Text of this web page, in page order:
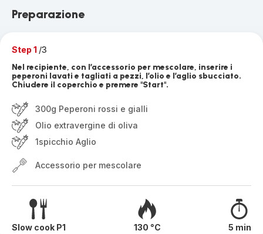
Preparazione
Step 1 /3
Nel recipiente, con l’accessorio per mescolare, inserire i
peperoni lavati e tagliati a pezzi, l’olio e l’aglio sbucciato.
Chiudere il coperchio e premere "Start".
300g Peperoni rossi e gialli
Olio extravergine di oliva
1spicchio Aglio
Accessorio per mescolare
Slow cook P1 130 °C 5 min